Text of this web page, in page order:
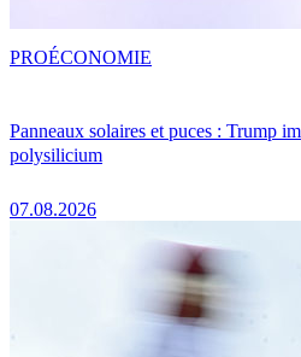
Panneaux solaires et puces : Trump
polysilicium
07.08.2026
PROÉCONOMIE